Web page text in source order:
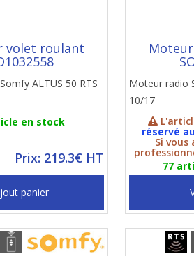
volet roulant
ALTUS 50 RTS
en stock
Prix: 219.3€ HT
panier
Moteur radio
10/17
réservé
Si vous
77